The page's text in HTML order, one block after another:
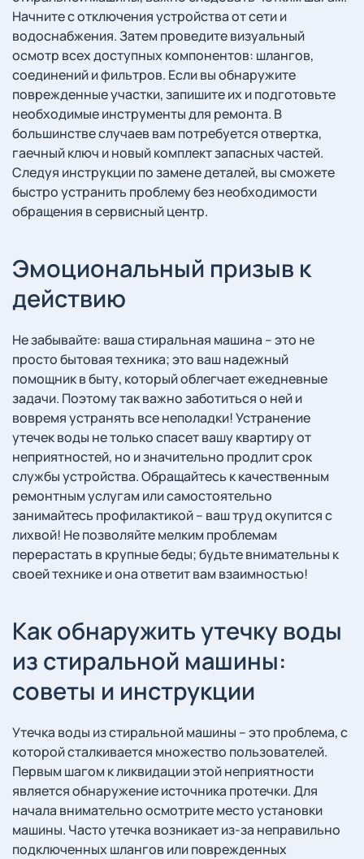
Начните с отключения устройства от сети и
водоснабжения. Затем проведите визуальный
осмотр всех доступных компонентов: шлангов,
соединений и фильтров. Если вы обнаружите
поврежденные участки, запишите их и подготовьте
необходимые инструменты для ремонта. В
большинстве случаев вам потребуется отвертка,
гаечный ключ и новый комплект запасных частей.
Следуя инструкции по замене деталей, вы сможете
быстро устранить проблему без необходимости
обращения в сервисный центр.
Эмоциональный призыв к
действию
Не забывайте: ваша стиральная машина – это не
просто бытовая техника; это ваш надежный
помощник в быту, который облегчает ежедневные
задачи. Поэтому так важно заботиться о ней и
вовремя устранять все неполадки! Устранение
утечек воды не только спасет вашу квартиру от
неприятностей, но и значительно продлит срок
службы устройства. Обращайтесь к качественным
ремонтным услугам или самостоятельно
занимайтесь профилактикой – ваш труд окупится с
лихвой! Не позволяйте мелким проблемам
перерастать в крупные беды; будьте внимательны к
своей технике и она ответит вам взаимностью!
Как обнаружить утечку воды
из стиральной машины:
советы и инструкции
Утечка воды из стиральной машины – это проблема, с
которой сталкивается множество пользователей.
Первым шагом к ликвидации этой неприятности
является обнаружение источника протечки. Для
начала внимательно осмотрите место установки
машины. Часто утечка возникает из-за неправильно
подключенных шлангов или поврежденных